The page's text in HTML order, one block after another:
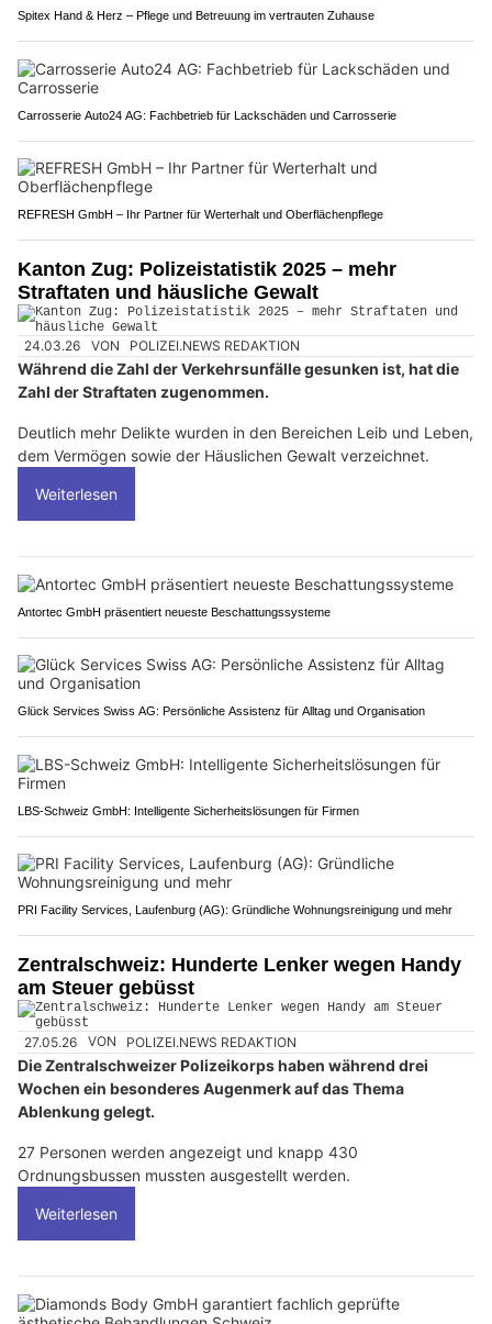
Spitex Hand & Herz – Pflege und Betreuung im vertrauten Zuhause
Carrosserie Auto24 AG: Fachbetrieb für Lackschäden und Carrosserie
REFRESH GmbH – Ihr Partner für Werterhalt und Oberflächenpflege
Kanton Zug: Polizeistatistik 2025 – mehr
Straftaten und häusliche Gewalt
24.03.26 VON POLIZEI.NEWS REDAKTION
Während die Zahl der Verkehrsunfälle gesunken ist, hat die
Zahl der Straftaten zugenommen.
Deutlich mehr Delikte wurden in den Bereichen Leib und Leben,
dem Vermögen sowie der Häuslichen Gewalt verzeichnet.
Weiterlesen
Antortec GmbH präsentiert neueste Beschattungssysteme
Glück Services Swiss AG: Persönliche Assistenz für Alltag und Organisation
LBS-Schweiz GmbH: Intelligente Sicherheitslösungen für Firmen
PRI Facility Services, Laufenburg (AG): Gründliche Wohnungsreinigung und mehr
Zentralschweiz: Hunderte Lenker wegen Handy
am Steuer gebüsst
27.05.26 VON POLIZEI.NEWS REDAKTION
Die Zentralschweizer Polizeikorps haben während drei
Wochen ein besonderes Augenmerk auf das Thema
Ablenkung gelegt.
27 Personen werden angezeigt und knapp 430
Ordnungsbussen mussten ausgestellt werden.
Weiterlesen